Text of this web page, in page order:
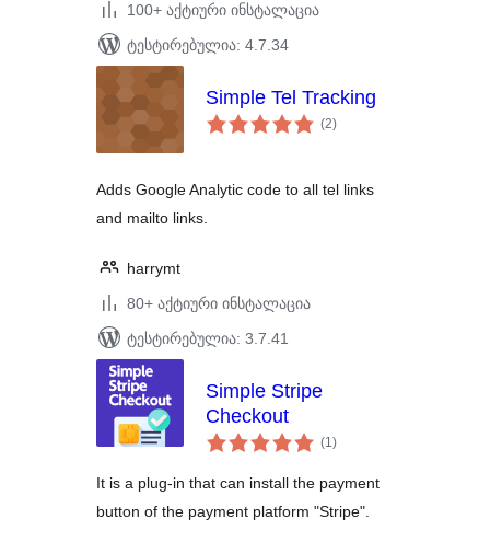
100+ აქტიური ინსტალაცია
ტესტირებულია: 4.7.34
Simple Tel Tracking
(2საერთო
რეიტინგი
)
Adds Google Analytic code to all tel links
and mailto links.
harrymt
80+ აქტიური ინსტალაცია
ტესტირებულია: 3.7.41
Simple Stripe
Checkout
(1საერთო
რეიტინგი
)
It is a plug-in that can install the payment
button of the payment platform "Stripe".